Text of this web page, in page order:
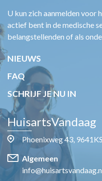
U kun zich aanmelden voor
actief bent in de medische
belangstellenden of als
NIEUWS
FAQ
SCHRIJF JE NU IN
HuisartsVandaag
Phoenixweg 43,
Algemeen